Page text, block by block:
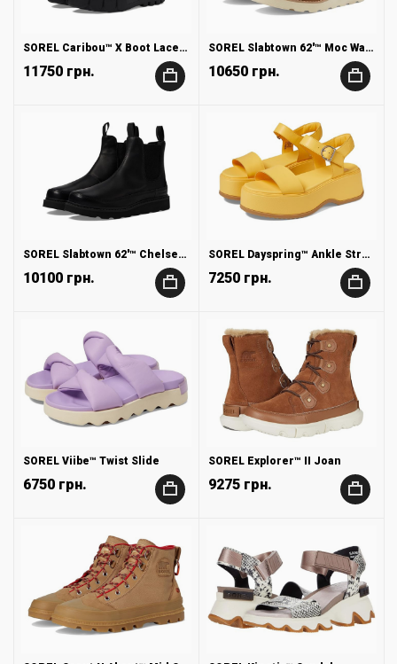
SOREL Caribou™ X Boot Lace Waterproof
11750 грн. +
SOREL Slabtown 62'™ Moc Waterproof
10650 грн. +
SOREL Slabtown 62'™ Chelsea Waterproof
10100 грн. +
SOREL Dayspring™ Ankle Strap Sandal
7250 грн. +
SOREL Viibe™ Twist Slide
6750 грн. +
SOREL Explorer™ II Joan
9275 грн. +